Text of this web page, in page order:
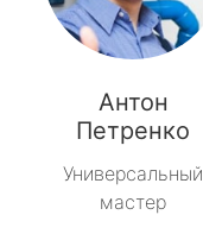
Антон
Петренко
Универсальный
мастер